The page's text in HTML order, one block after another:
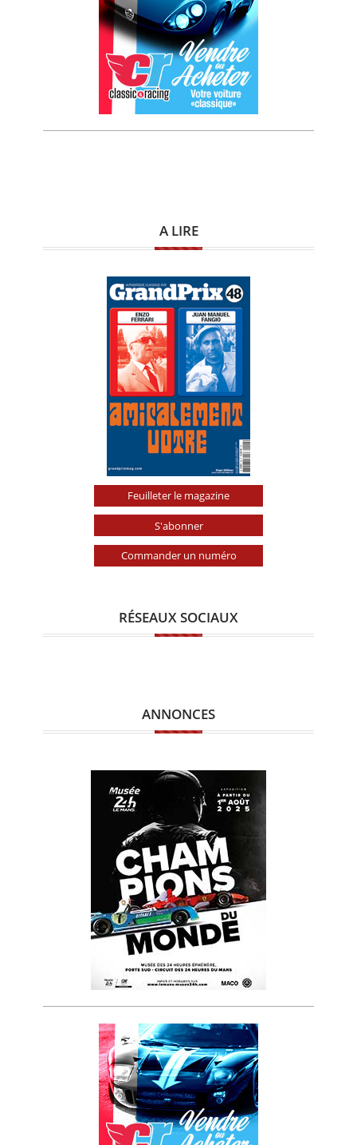
A LIRE
Feuilleter le magazine
S'abonner
Commander un numéro
RÉSEAUX SOCIAUX
ANNONCES